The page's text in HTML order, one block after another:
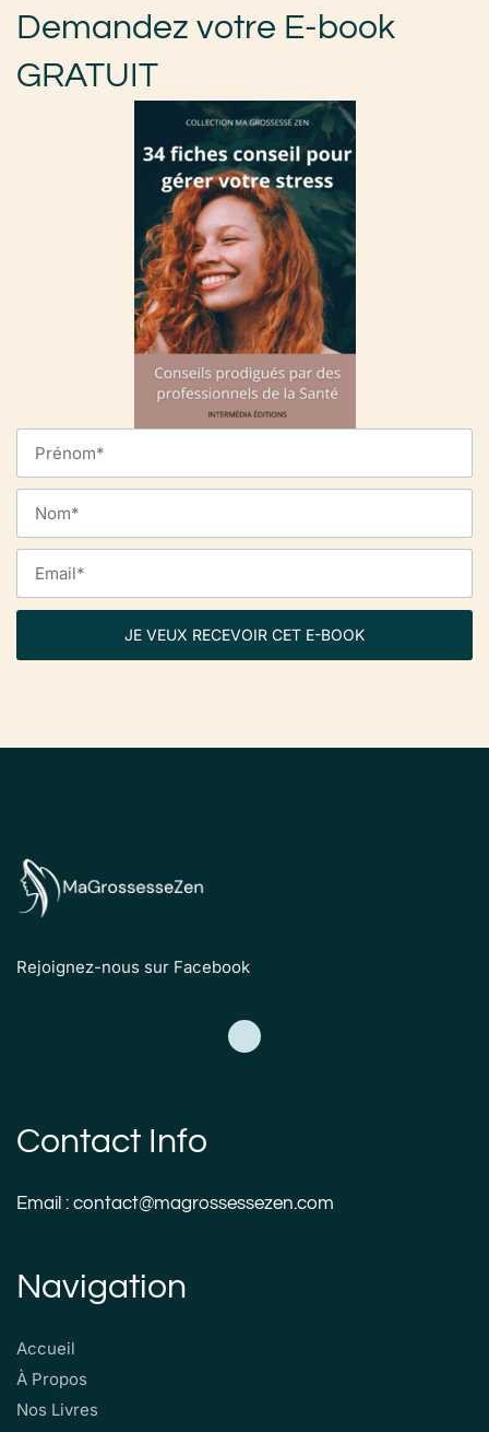
Demandez votre E-book
GRATUIT
JE VEUX RECEVOIR CET E-BOOK
Rejoignez-nous sur Facebook
Contact Info
Email : contact@magrossessezen.com
Navigation
Accueil
À Propos
Nos Livres